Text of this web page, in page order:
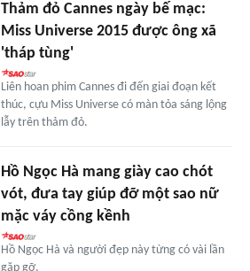
Thảm đỏ Cannes ngày bế mạc:
Miss Universe 2015 được ông xã
'tháp tùng'
Liên hoan phim Cannes đi đến giai đoạn kết
thúc, cựu Miss Universe có màn tỏa sáng lộng
lẫy trên thảm đỏ.
Hồ Ngọc Hà mang giày cao chót
vót, đưa tay giúp đỡ một sao nữ
mặc váy cồng kềnh
Hồ Ngọc Hà và người đẹp này từng có vài lần
gặp gỡ.